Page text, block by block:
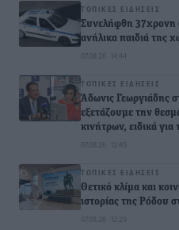
ΤΟΠΙΚΈΣ ΕΙΔΉΣΕΙΣ
Συνελήφθη 37χρονη
ανήλικα παιδιά της
07.08.26 · 14:44
ΤΟΠΙΚΈΣ ΕΙΔΉΣΕΙΣ
Άδωνις Γεωργιάδης
εξετάζουμε την
κινήτρων, ειδικά
07.08.26 · 12:45
ΤΟΠΙΚΈΣ ΕΙΔΉΣΕΙΣ
Θετικό κλίμα και
ιστορίας της Ρόδου
07.08.26 · 12:29